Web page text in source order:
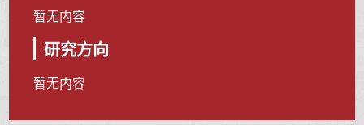
暂无内容
研究方向
暂无内容